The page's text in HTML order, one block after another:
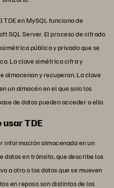
TDE en MySQL funciona de
SQL Server. El proceso de cifrado
pública y privada que se
La clave simétrica cifra y
almacenan y recuperan. La clave
un almacén en el que solo los
de datos pueden acceder a ella.
TDE
información almacenada en un
datos en tránsito, que describe los
a otro o los datos que se mueven
en reposo son distintos de los